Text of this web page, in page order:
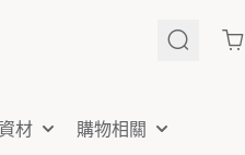
Cart
材 購物相關